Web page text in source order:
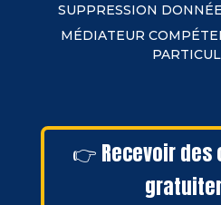
SUPPRESSION
MÉDIATEUR
👉 Recevoir